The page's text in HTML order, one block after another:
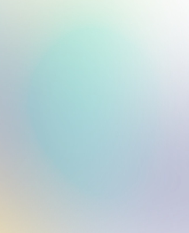
неизбежных переменах и